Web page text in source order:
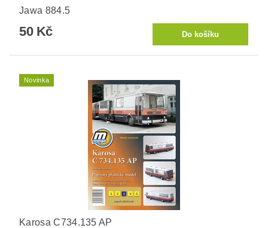
Jawa 884.5
50 Kč
Novinka
Karosa C734.135 AP